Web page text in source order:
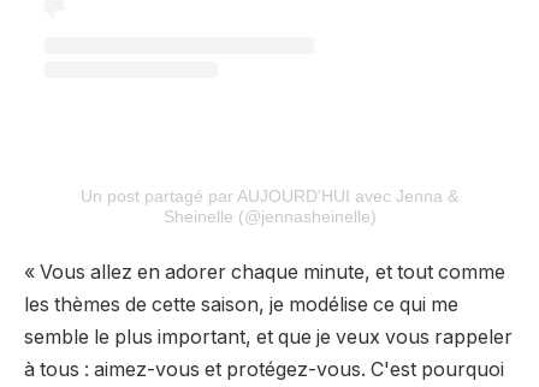
Un post partagé par AUJOURD'HUI avec Jenna &
Sheinelle (@jennasheinelle)
« Vous allez en adorer chaque minute, et tout comme
les thèmes de cette saison, je modélise ce qui me
semble le plus important, et que je veux vous rappeler
à tous : aimez-vous et protégez-vous. C'est pourquoi